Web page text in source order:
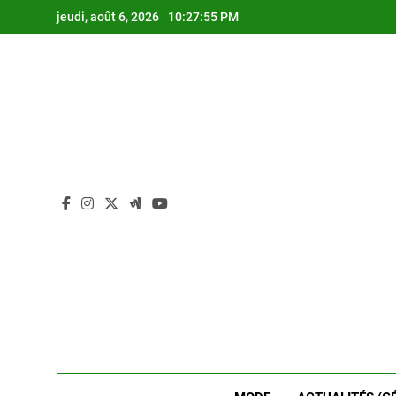
to
jeudi, août 6, 2026 10:27:57 PM